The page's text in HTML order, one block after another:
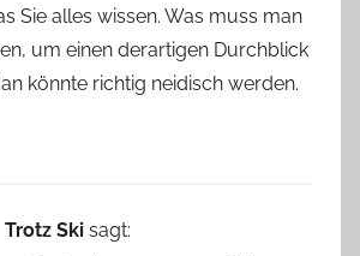
Sie alles wissen. Was muss man
um einen derartigen Durchblick
könnte richtig neidisch werden.
Trotz Ski sagt: